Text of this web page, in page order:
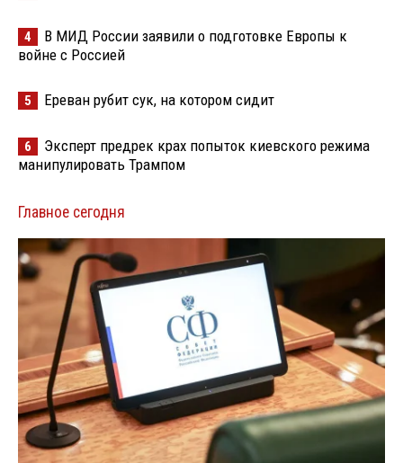
4
В МИД России заявили о подготовке Европы к
войне с Россией
5 Ереван рубит сук, на котором сидит
6
Эксперт предрек крах попыток киевского режима
манипулировать Трампом
Главное сегодня